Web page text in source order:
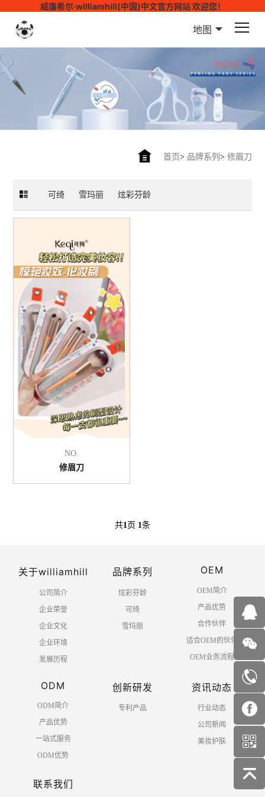
威廉希尔·williamhill(中国)中文官方网站 欢迎您！
地图
首页> 品牌系列 > 修眉刀
可绮 雪玛丽 炫彩芬龄
NO.
修眉刀
共1 页 1 条
关于williamhill
公司简介
企业荣誉
企业文化
企业环境
发展历程
品牌系列
炫彩芬龄
可绮
雪玛丽
OEM
OEM简介
产品优势
合作伙伴
适合OEM的伙伴
OEM业务流程
ODM
ODM简介
产品优势
一站式服务
ODM优势
创新研发
专利产品
资讯动态
行业动态
公司新闻
美妆护肤
联系我们